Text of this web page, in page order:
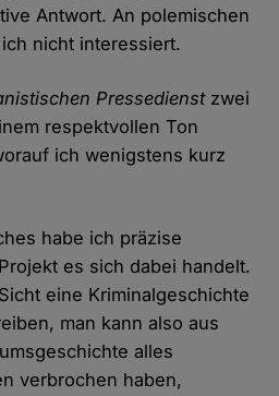
Antwort. An polemischen
nicht interessiert.
Pressedienstzwei
respektvollen Ton
ich wenigstens kurz
habe ich präzise
es sich dabei handelt.
eine Kriminalgeschichte
man kann also aus
alles
verbrochen haben,